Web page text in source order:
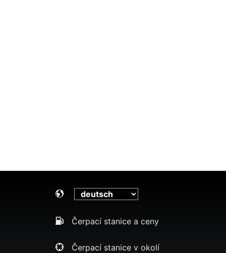
Čerpací stanice a ceny
Čerpací stanice v okolí